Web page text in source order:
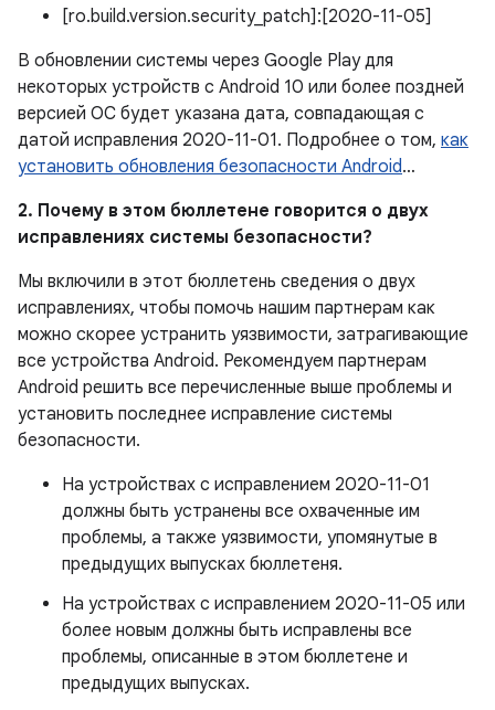
[ro.build.version.security_patch]:[2020-11-05]
В обновлении системы через Google Play для
некоторых устройств с Android 10 или более поздней
версией ОС будет указана дата, совпадающая с
датой исправления 2020-11-01. Подробнее о том, как
установить обновления безопасности Android…
2. Почему в этом бюллетене говорится о двух
исправлениях системы безопасности?
Мы включили в этот бюллетень сведения о двух
исправлениях, чтобы помочь нашим партнерам как
можно скорее устранить уязвимости, затрагивающие
все устройства Android. Рекомендуем партнерам
Android решить все перечисленные выше проблемы и
установить последнее исправление системы
безопасности.
На устройствах с исправлением 2020-11-01
должны быть устранены все охваченные им
проблемы, а также уязвимости, упомянутые в
предыдущих выпусках бюллетеня.
На устройствах с исправлением 2020-11-05 или
более новым должны быть исправлены все
проблемы, описанные в этом бюллетене и
предыдущих выпусках.